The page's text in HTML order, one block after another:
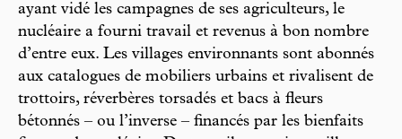
ayant vidé les campagnes de ses agriculteurs, le
nucléaire a fourni travail et revenus à bon nombre
d’entre eux. Les villages environnants sont abonnés
aux catalogues de mobiliers urbains et rivalisent de
trottoirs, réverbères torsadés et bacs à fleurs
bétonnés – ou l’inverse – financés par les bienfaits